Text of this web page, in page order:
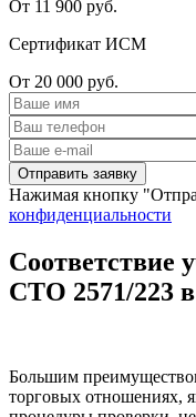
От 11 900 руб.
Сертификат ИСМ
От 20 000 руб.
Нажимая кнопку
конфиденциальности
Соответствие
СТО 2571/223
Большим
торговых отношениях,